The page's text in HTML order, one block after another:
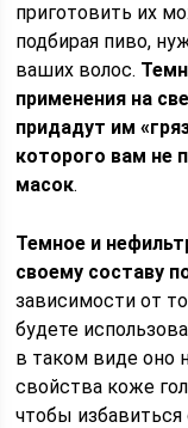
приготовить их
подбирая пиво,
ваших волос.
применения на
придадут им
которого вам не
масок.
Темное и
своему составу
зависимости от
будете
в таком виде оно
свойства коже
чтобы избавиться